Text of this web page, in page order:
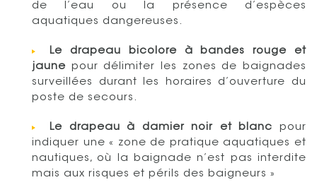
de l’eau ou la présence d’espèces
aquatiques dangereuses.
Le drapeau bicolore à bandes rouge et
jaune pour délimiter les zones de baignades
surveillées durant les horaires d’ouverture du
poste de secours.
Le drapeau à damier noir et blanc pour
indiquer une « zone de pratique aquatiques et
nautiques, où la baignade n’est pas interdite
mais aux risques et périls des baigneurs »